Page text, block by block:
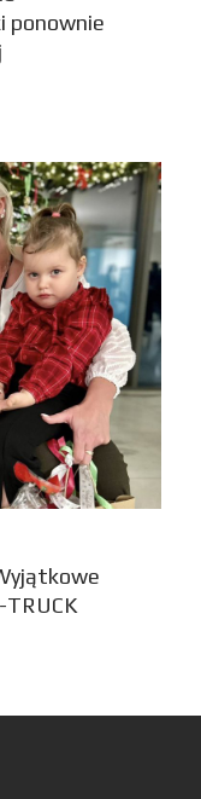
ponownie